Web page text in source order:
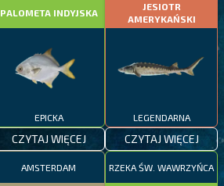
PALOMETA INDYJSKA
EPICKA
CZYTAJ WIĘCEJ
JESIOTR
AMERYKAŃSKI
LEGENDARNA
CZYTAJ WIĘCEJ
AMSTERDAM RZEKA ŚW. WAWRZYŃCA